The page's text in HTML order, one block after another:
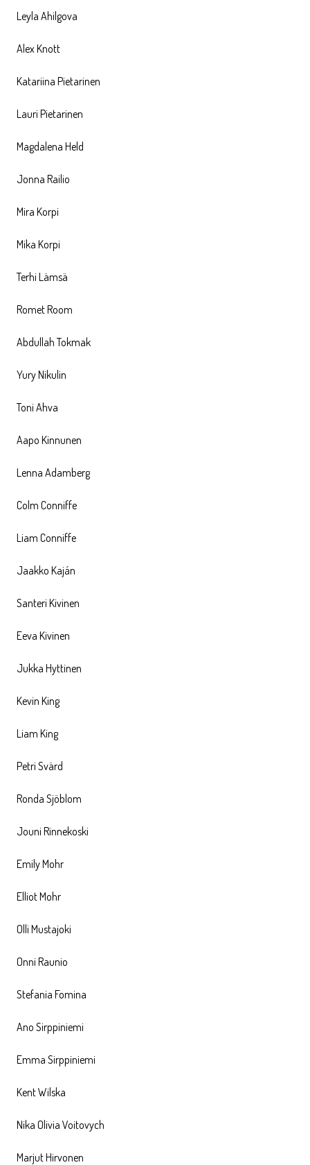
Leyla Ahilgova
Alex Knott
Katariina Pietarinen
Lauri Pietarinen
Magdalena Held
Jonna Railio
Mira Korpi
Mika Korpi
Terhi Lämsä
Romet Room
Abdullah Tokmak
Yury Nikulin
Toni Ahva
Aapo Kinnunen
Lenna Adamberg
Colm Conniffe
Liam Conniffe
Jaakko Kaján
Santeri Kivinen
Eeva Kivinen
Jukka Hyttinen
Kevin King
Liam King
Petri Svärd
Ronda Sjöblom
Jouni Rinnekoski
Emily Mohr
Elliot Mohr
Olli Mustajoki
Onni Raunio
Stefania Fomina
Ano Sirppiniemi
Emma Sirppiniemi
Kent Wilska
Nika Olivia Voitovych
Marjut Hirvonen